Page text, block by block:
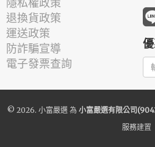
退換貨政策
運送政策
防詐騙宣導
電子發票查詢
© 2026. 小富嚴選為 小富嚴選有限公司
服務建置